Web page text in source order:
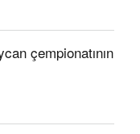
çempionatının